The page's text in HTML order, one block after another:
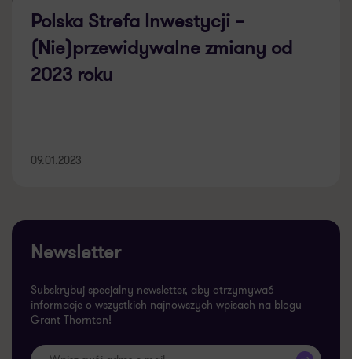
Polska Strefa Inwestycji –
(Nie)przewidywalne zmiany od
2023 roku
09.01.2023
Newsletter
Subskrybuj specjalny newsletter, aby otrzymywać
informacje o wszystkich najnowszych wpisach na blogu
Grant Thornton!